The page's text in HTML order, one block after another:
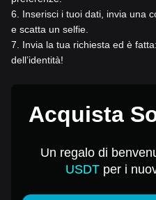
6
Inserisci i tuoi dati, invia una
e scatta un selfie.
7
Invia la tua richiesta ed è
dell’identità!
Acquista
Un regalo di
USDTper i